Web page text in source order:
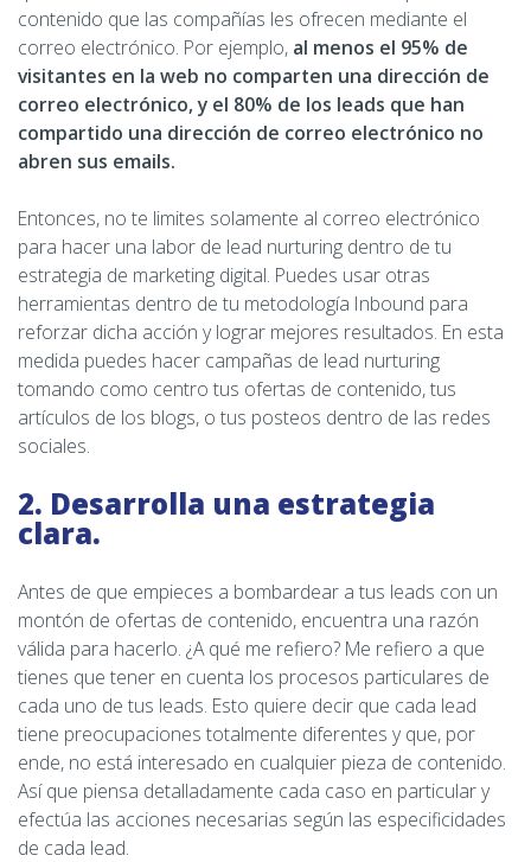
contenido que las compañías les ofrecen mediante el
correo electrónico. Por ejemplo, al menos el 95% de
visitantes en la web no comparten una dirección de
correo electrónico, y el 80% de los leads que han
compartido una dirección de correo electrónico no
abren sus emails.
Entonces, no te limites solamente al correo electrónico
para hacer una labor de lead nurturing dentro de tu
estrategia de marketing digital. Puedes usar otras
herramientas dentro de tu metodología Inbound para
reforzar dicha acción y lograr mejores resultados. En esta
medida puedes hacer campañas de lead nurturing
tomando como centro tus ofertas de contenido, tus
artículos de los blogs, o tus posteos dentro de las redes
sociales.
2. Desarrolla una estrategia
clara.
Antes de que empieces a bombardear a tus leads con un
montón de ofertas de contenido, encuentra una razón
válida para hacerlo. ¿A qué me refiero? Me refiero a que
tienes que tener en cuenta los procesos particulares de
cada uno de tus leads. Esto quiere decir que cada lead
tiene preocupaciones totalmente diferentes y que, por
ende, no está interesado en cualquier pieza de contenido.
Así que piensa detalladamente cada caso en particular y
efectúa las acciones necesarias según las especificidades
de cada lead.